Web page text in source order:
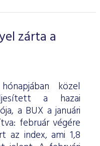
zárta a
közel
a hazai
a BUX a januári
február végére
az index, ami 1,8